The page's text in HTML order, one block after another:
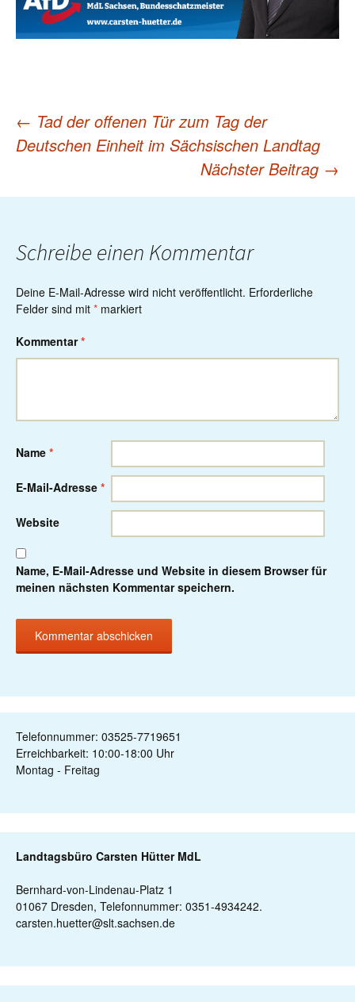
Post
← Tad der offenen Tür zum Tag der
Deutschen Einheit im Sächsischen Landtag
Nächster Beitrag →
Schreibe einen Kommentar
Deine E-Mail-Adresse wird nicht veröffentlicht. Erforderliche
Felder sind mit * markiert
Kommentar*
Name *
E-Mail-Adresse *
Website
Name, E-Mail-Adresse und Website in diesem Browser für
meinen nächsten Kommentar speichern.
Telefonnummer: 03525-7719651
Erreichbarkeit: 10:00-18:00 Uhr
Montag - Freitag
Landtagsbüro Carsten Hütter MdL
Bernhard-von-Lindenau-Platz 1
01067 Dresden, Telefonnummer: 0351-4934242.
carsten.huetter@slt.sachsen.de